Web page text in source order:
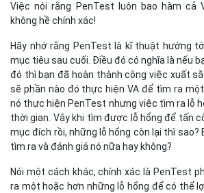
Việc nói rằng PenTest luôn bao hàm cả
không hề chính xác!
Hãy nhớ rằng PenTest là kĩ thuật hướng
mục tiêu sau cuối. Điều đó có nghĩa là nếu
đó thì bạn đã hoàn thành công việc xuất
sẽ phần nào đó thực hiện VA để tìm ra
nó thực hiện PenTest nhưng việc tìm ra lỗ
thời gian. Vậy khi tìm được lỗ hổng để tấn
mục đích rồi, những lỗ hổng còn lại thì sao?
tìm ra và đánh giá nó nữa hay không?
Nói một cách khác, chính xác là PenTest
ra một hoặc hơn những lỗ hổng để có thể